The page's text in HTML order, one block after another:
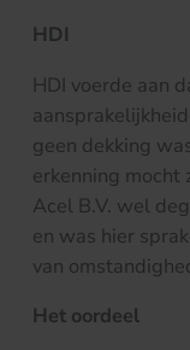
HDI
HDI voerde aan
geen dekking
erkenning mocht
Acel B.V. wel
en was hier
van
Het oordeel